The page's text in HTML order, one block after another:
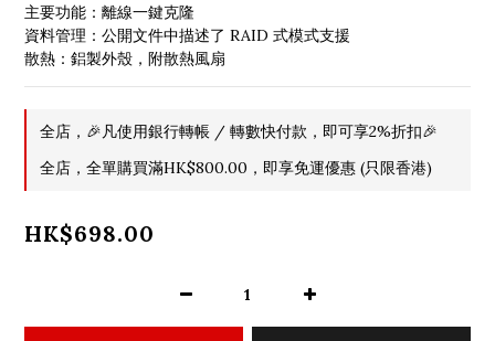
主要功能：離線一鍵克隆
資料管理：公開文件中描述了 RAID 式模式支援
散熱：鋁製外殼，附散熱風扇
全店，🎉凡使用銀行轉帳 / 轉數快付款，即可享2%折扣🎉
全店，全單購買滿HK$800.00，即享免運優惠 (只限香港)
HK$698.00